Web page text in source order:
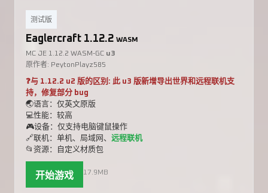
测试版
Eaglercraft 1.12.2 WASM
MC JE 1.12.2 WASM-GC u3
原作者: PeytonPlayz585
❓与 1.12.2 u2 版的区别: 此 u3 版新增导出世界和远程联机支
持，修复部分 bug
🌏语言：仅英文原版
💻性能：较高
🎮设备：仅支持电脑键鼠操作
🔗联机：单机、局域网、 远程联机
📂资源：自定义材质包
开始游戏 17.9MB